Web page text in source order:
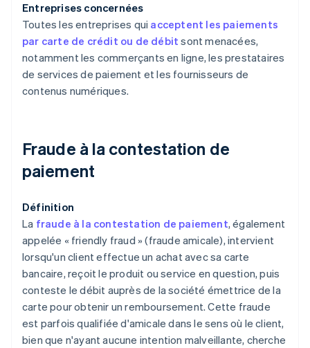
Entreprises concernées
Toutes les entreprises qui acceptent les paiements
par carte de crédit ou de débitsont menacées,
notamment les commerçants en ligne, les prestataires
de services de paiement et les fournisseurs de
contenus numériques.
Fraude à la contestation de
paiement
Définition
La fraude à la contestation de paiement, également
appelée « friendly fraud » (fraude amicale), intervient
lorsqu'un client effectue un achat avec sa carte
bancaire, reçoit le produit ou service en question, puis
conteste le débit auprès de la société émettrice de la
carte pour obtenir un remboursement. Cette fraude
est parfois qualifiée d'amicale dans le sens où le client,
bien que n'ayant aucune intention malveillante, cherche